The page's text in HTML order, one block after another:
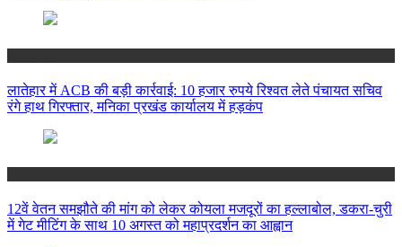
लातेहार में ACB की बड़ी कार्रवाई: 10 हजार रुपये रिश्वत लेते पंचायत सचिव
रंगे हाथ गिरफ्तार, मनिका प्रखंड कार्यालय में हड़कंप
12वें वेतन समझौते की मांग को लेकर कोयला मजदूरों का हल्लाबोल, डकरा-चुरी
में गेट मीटिंग के साथ 10 अगस्त को महाप्रदर्शन का आह्वान